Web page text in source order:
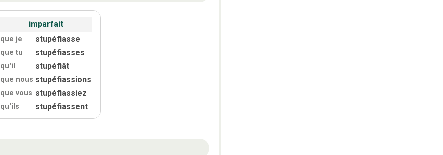
imparfait
que je stupéfiasse
que tu stupéfiasses
qu'il stupéfiât
que nous stupéfiassions
que vous stupéfiassiez
qu'ils stupéfiassent